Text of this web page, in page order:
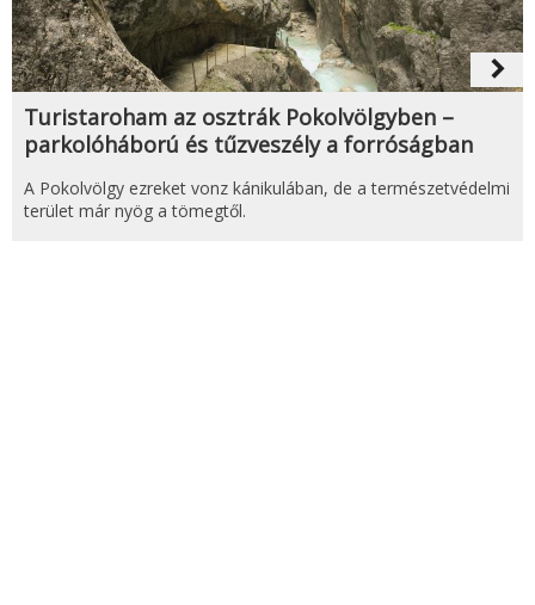
navigate_next
Turistaroham az osztrák Pokolvölgyben –
parkolóháború és tűzveszély a forróságban
A Pokolvölgy ezreket vonz kánikulában, de a természetvédelmi
terület már nyög a tömegtől.